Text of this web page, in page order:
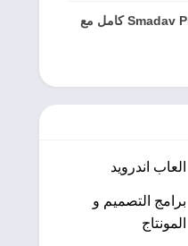
برنامج Smadav Pro 2024 v15.2 كامل مع
العاب اندرويد
برامج التصميم و
المونتاج